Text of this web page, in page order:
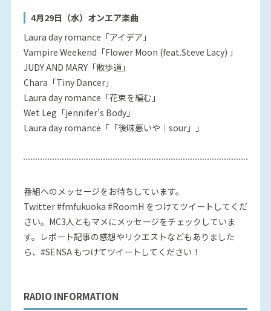
4月29日（水）オンエア楽曲
Laura day romance「アイデア」
Vampire Weekend「Flower Moon (feat.Steve Lacy) 」
JUDY AND MARY「散歩道」
Chara「Tiny Dancer」
Laura day romance「花束を編む」
Wet Leg「jennifer's Body」
Laura day romance「「後味悪いや｜sour」」
番組へのメッセージをお待ちしています。
Twitter #fmfukuoka #RoomH をつけてツイートしてくだ
さい。MC3人ともマメにメッセージをチェックしていま
す。レポート記事の感想やリクエストなどもありました
ら、#SENSA もつけてツイートしてください！
RADIO INFORMATION